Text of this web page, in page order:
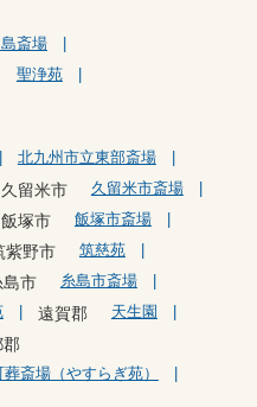
斎場
聖浄苑
北九州市立東部斎場
久留米市 久留米市斎場
飯塚市
飯塚市斎場
紫野市 筑慈苑
島市 糸島市斎場
遠賀郡 天生園
郡
斎場（やすらぎ苑）